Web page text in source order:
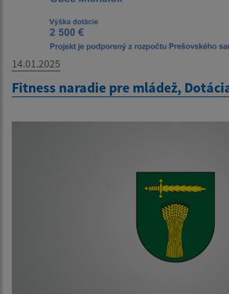
14.01.2025
Fitness naradie pre mládež,